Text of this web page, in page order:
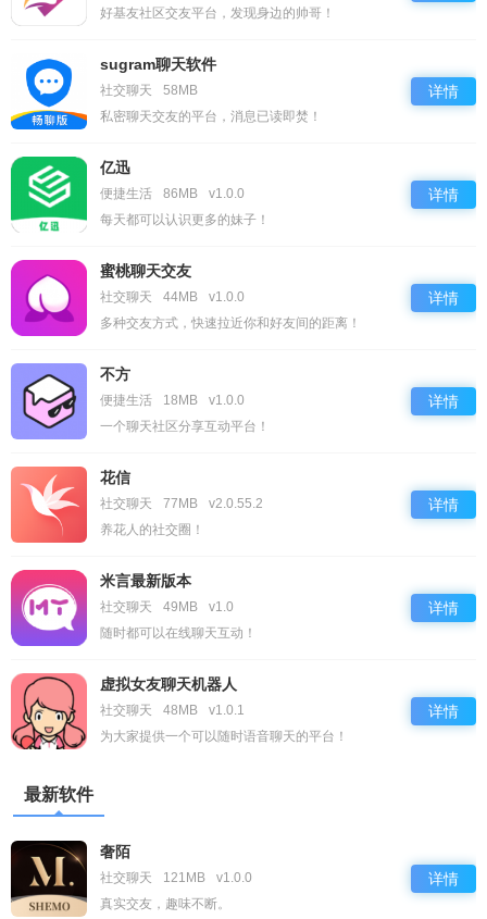
好基友社区交友平台，发现身边的帅哥！
sugram聊天软件
社交聊天
58MB
私密聊天交友的平台，消息已读即焚！
详情
亿迅
便捷生活 86MB
v1.0.0
每天都可以认识更多的妹子！
详情
蜜桃聊天交友
社交聊天 44MB
v1.0.0
多种交友方式，快速拉近你和好友间的距离！
详情
不方
便捷生活 18MB
v1.0.0
一个聊天社区分享互动平台！
详情
花信
社交聊天 77MB
v2.0.55.2
养花人的社交圈！
详情
米言最新版本
社交聊天 49MB
v1.0
随时都可以在线聊天互动！
详情
虚拟女友聊天机器人
社交聊天 48MB
v1.0.1
为大家提供一个可以随时语音聊天的平台！
详情
最新软件
奢陌
社交聊天 121MB
v1.0.0
真实交友，趣味不断。
详情